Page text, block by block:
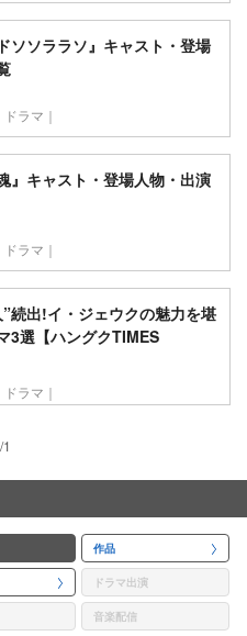
ソソララソ』キャスト・登場
ドラマ｜
』キャスト・登場人物・出演
ドラマ｜
”続出!イ・ジェウクの魅力を堪
3選【ハングクTIMES
ドラマ｜
作品
ドラマ出演
音楽配信